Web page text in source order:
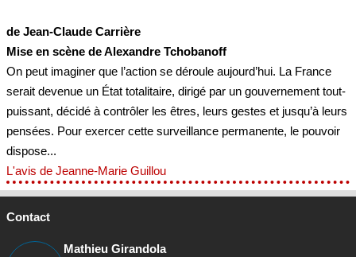
de Jean-Claude Carrière
Mise en scène de Alexandre Tchobanoff
On peut imaginer que l’action se déroule aujourd’hui. La France
serait devenue un État totalitaire, dirigé par un gouvernement tout-
puissant, décidé à contrôler les êtres, leurs gestes et jusqu’à leurs
pensées. Pour exercer cette surveillance permanente, le pouvoir
dispose...
L'avis de Jeanne-Marie Guillou
Contact
Mathieu Girandola